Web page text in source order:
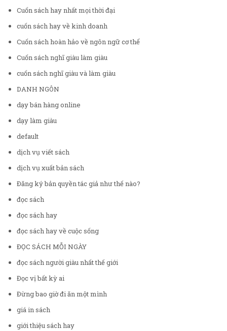
Cuốn sách hay nhất mọi thời đại
cuốn sách hay về kinh doanh
Cuốn sách hoàn hảo về ngôn ngữ cơ thể
Cuốn sách nghĩ giàu làm giàu
cuốn sách nghĩ giàu và làm giàu
DANH NGÔN
dạy bán hàng online
dạy làm giàu
default
dịch vụ viết sách
dịch vụ xuất bản sách
Đăng ký bản quyền tác giả như thế nào?
đọc sách
đọc sách hay
đọc sách hay về cuộc sống
ĐỌC SÁCH MỖI NGÀY
đọc sách người giàu nhất thế giới
Đọc vị bất kỳ ai
Đừng bao giờ đi ăn một mình
giá in sách
giới thiệu sách hay